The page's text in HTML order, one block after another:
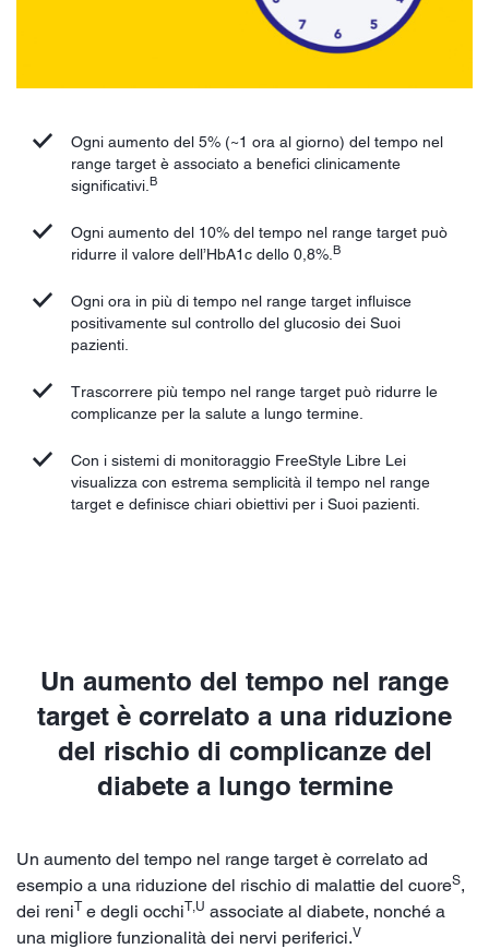
Ogni aumento del 5% (~1 ora al giorno) del tempo nel
range target è associato a benefici clinicamente
significativi. B
Ogni aumento del 10% del tempo nel range target può
ridurre il valore dell’HbA1c dello 0,8%. B
Ogni ora in più di tempo nel range target influisce
positivamente sul controllo del glucosio dei Suoi
pazienti.
Trascorrere più tempo nel range target può ridurre le
complicanze per la salute a lungo termine.
Con i sistemi di monitoraggio FreeStyle Libre Lei
visualizza con estrema semplicità il tempo nel range
target e definisce chiari obiettivi per i Suoi pazienti.
Un aumento del tempo nel range
target è correlato a una riduzione
del rischio di complicanze del
diabete a lungo termine
Un aumento del tempo nel range target è correlato ad
esempio a una riduzione del rischio di malattie del cuoreS,
dei reniT e degli occhiT,U associate al diabete, nonché a
una migliore funzionalità dei nervi periferici.V